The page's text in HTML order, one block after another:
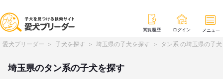
閲覧履歴 ログイン メニュー
愛犬ブリーダー 子犬を探す 埼玉県の子犬を探す タン系 の埼玉県の子
埼玉県のタン系の子犬を探す